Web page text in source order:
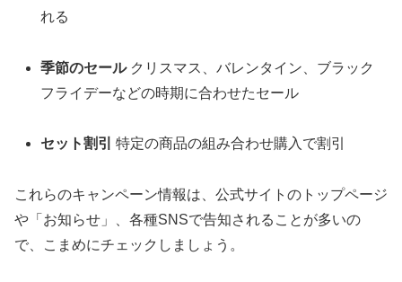
れる
季節のセールクリスマス、バレンタイン、ブラック
フライデーなどの時期に合わせたセール
セット割引 特定の商品の組み合わせ購入で割引
これらのキャンペーン情報は、公式サイトのトップページ
や「お知らせ」、各種SNSで告知されることが多いの
で、こまめにチェックしましょう。